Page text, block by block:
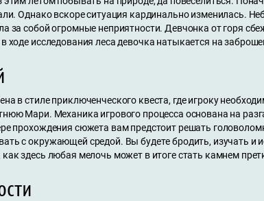
Однако вскоре ситуация кардинально изменилась.
за собой огромные неприятности. Девчонка от горя
ходе исследования леса девочка натыкается на
в стиле приключенческого квеста, где игроку
Мари. Механика игрового процесса основана на
прохождения сюжета вам предстоит решать
с окружающей средой. Вы будете бродить, изучать и
здесь любая мелочь может в итоге стать камнем